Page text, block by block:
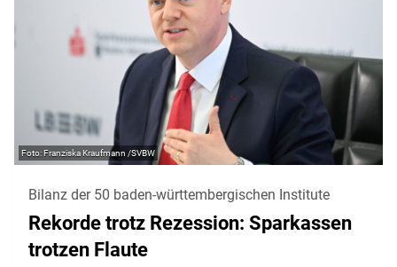
Franziska Kraufmann /SVBW
Bilanz der 50 baden-württembergischen Institute
Rekorde trotz Rezession: Sparkassen
trotzen Flaute